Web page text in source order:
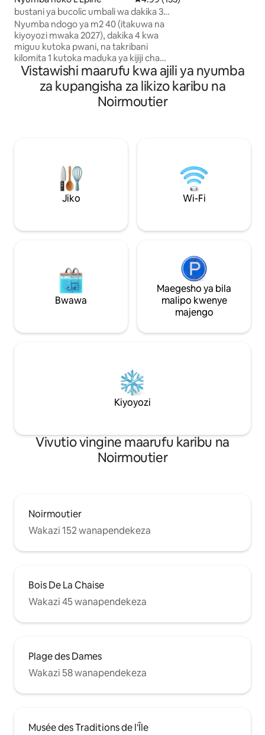
bustani ya bucolic umbali wa dakika 3
kutembea kutoka ufukweni
Nyumba ndogo ya m2 40 (itakuwa na
kiyoyozi mwaka 2027), dakika 4 kwa
miguu kutoka pwani, na takribani
kilomita 1 kutoka maduka ya kijiji cha
L'Epine. Kilomita 5 kutoka Noirmoutier
Inafaa kwa watu 2 tu Chumba cha kulala
kina kitanda cha sentimita 160,
kinachounganishwa na bafu la bomba la
bustani Baiskeli 2 Maegesho Mashuka
yanatolewa bila malipo ya ziada
jiji kwa miguu
Vistawishi maarufu kwa ajili ya nyumba
za kupangisha za likizo karibu na
Noirmoutier
Jiko Wi-Fi
Bwawa
Maegesho ya bila
malipo kwenye
majengo
Kiyoyozi
Vivutio vingine maarufu karibu na
Noirmoutier
Noirmoutier
Wakazi 152 wanapendekeza
Bois De La Chaise
Wakazi 45 wanapendekeza
Plage des Dames
Wakazi 58 wanapendekeza
Musée des Traditions de l'Île